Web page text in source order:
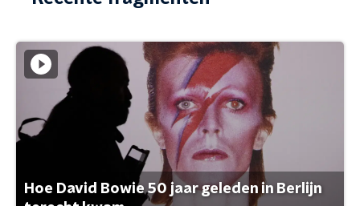
Hoe David Bowie 50 jaar geleden in Berlijn